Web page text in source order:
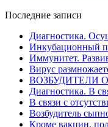
Последние записи
Диагностика.
Инкубационный
Иммунитет.
Вирус
ВОЗБУДИТЕЛИ
Диагностика. В
В связи с
Возбудитель
Кроме вакцин,